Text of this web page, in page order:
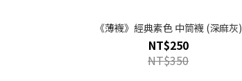
《薄襪》經典素色 中筒襪 (深麻灰)
NT$250
NT$350